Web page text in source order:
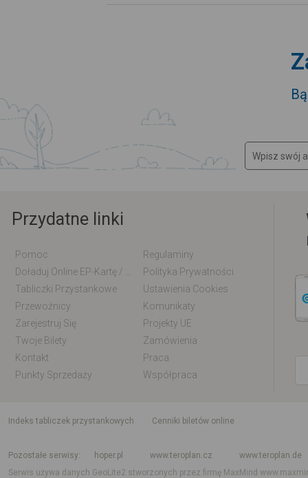
Przydatne linki
Pomoc
Regulaminy
Polityka Prywatności
Tabliczki Przystankowe
Ustawienia Cookies
Przewoźnicy
Komunikaty
Zarejestruj Się
Projekty UE
Twoje Bilety
Zamówienia
Kontakt
Praca
Punkty Sprzedaży
Współpraca
indeks tabliczek przystankowych
Cenniki biletów online
Pozostałe serwisy
hoper.pl www.teroplan.cz
www.teroplan.de
Serwis używa danych GeoLite2 stworzonych przez firmę MaxMind